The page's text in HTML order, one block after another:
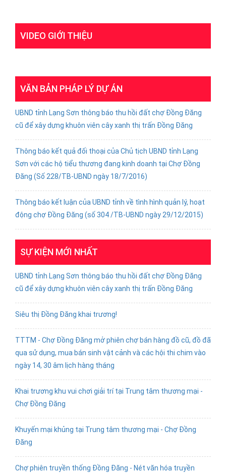
VIDEO GIỚI THIỆU
VĂN BẢN PHÁP LÝ DỰ ÁN
UBND tỉnh Lạng Sơn thông báo thu hồi đất chợ Đồng Đăng
cũ để xây dựng khuôn viên cây xanh thị trấn Đồng Đăng
Thông báo kết quả đối thoại của Chủ tịch UBND tỉnh Lạng
Sơn với các hộ tiểu thương đang kinh doanh tại Chợ Đồng
Đăng (Số 228/TB-UBND ngày 18/7/2016)
Thông báo kết luận của UBND tỉnh về tình hình quản lý, hoạt
động chợ Đồng Đăng (số 304 /TB-UBND ngày 29/12/2015)
SỰ KIỆN MỚI NHẤT
UBND tỉnh Lạng Sơn thông báo thu hồi đất chợ Đồng Đăng
cũ để xây dựng khuôn viên cây xanh thị trấn Đồng Đăng
Siêu thị Đồng Đăng khai trương!
TTTM - Chợ Đồng Đăng mở phiên chợ bán hàng đồ cũ, đồ đã
qua sử dụng, mua bán sinh vật cảnh và các hội thi chim vào
ngày 14, 30 âm lịch hàng tháng
Khai trương khu vui chơi giải trí tại Trung tâm thương mại -
Chợ Đồng Đăng
Khuyến mại khủng tại Trung tâm thương mại - Chợ Đồng
Đăng
Chợ phiên truyền thống Đồng Đăng - Nét văn hóa truyền